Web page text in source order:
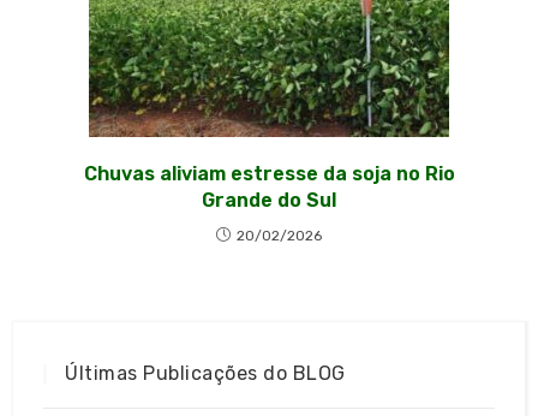
Chuvas aliviam estresse da soja no Rio
Grande do Sul
20/02/2026
Últimas Publicações do BLOG